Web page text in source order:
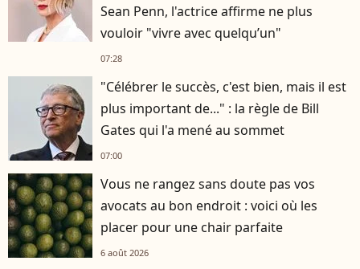
Sean Penn, l'actrice affirme ne plus
vouloir "vivre avec quelqu’un"
07:28
"Célébrer le succès, c'est bien, mais il est
plus important de..." : la règle de Bill
Gates qui l'a mené au sommet
07:00
Vous ne rangez sans doute pas vos
avocats au bon endroit : voici où les
placer pour une chair parfaite
6 août 2026